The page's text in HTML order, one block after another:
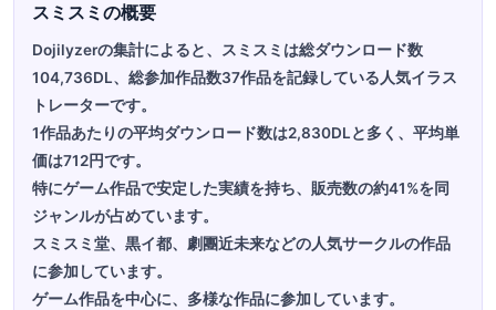
スミスミの概要
Dojilyzerの集計によると、スミスミは総ダウンロード数
104,736DL、総参加作品数37作品を記録している人気イラス
トレーターです。
1作品あたりの平均ダウンロード数は2,830DLと多く、平均単
価は712円です。
特にゲーム作品で安定した実績を持ち、販売数の約41%を同
ジャンルが占めています。
スミスミ堂、黒イ都、劇團近未来などの人気サークルの作品
に参加しています。
ゲーム作品を中心に、多様な作品に参加しています。